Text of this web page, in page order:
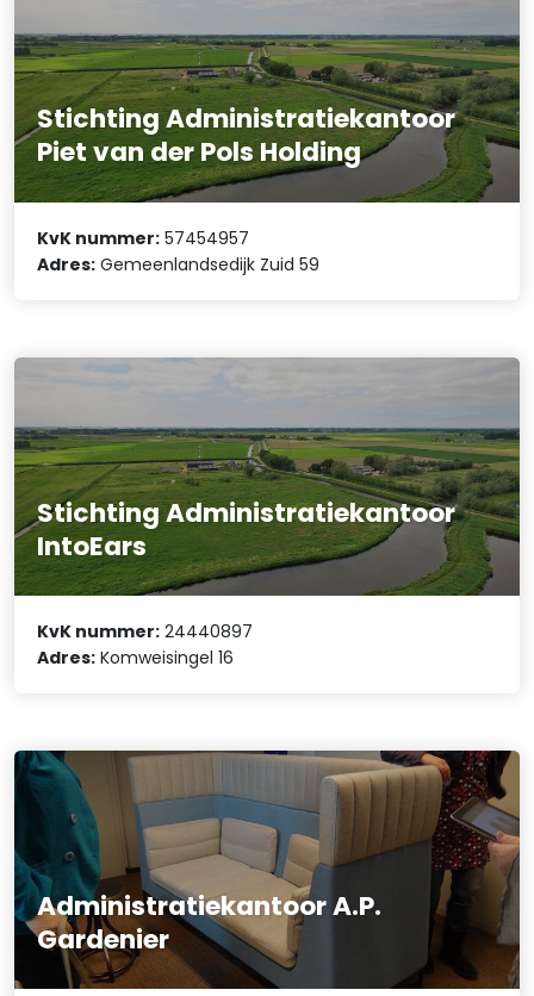
Stichting Administratiekantoor
Piet van der Pols Holding
KvK nummer: 57454957
Adres: Gemeenlandsedijk Zuid 59
Stichting Administratiekantoor
IntoEars
KvK nummer: 24440897
Adres: Komweisingel 16
Administratiekantoor A.P.
Gardenier